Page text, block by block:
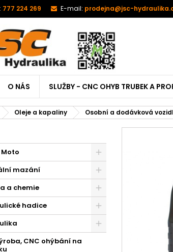
777 224 269 E-mail: prodejna@jsc-
O NÁS SLUŽBY - CNC OHYB TRUBEK A
Oleje a kapaliny Osobní a dodávková
mazání
a chemie
hadice
CNC ohýbání na